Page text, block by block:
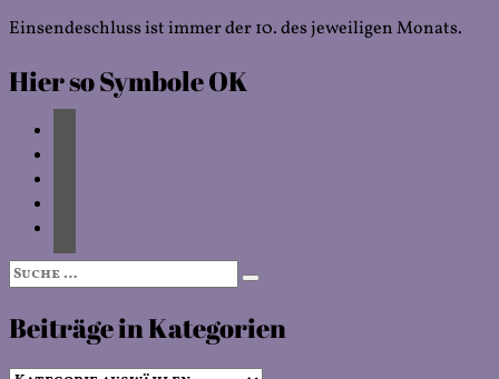
Einsendeschluss ist immer der 10. des jeweiligen Monats.
Hier so Symbole OK
Suche
nach:
Suchen
Beiträge in Kategorien